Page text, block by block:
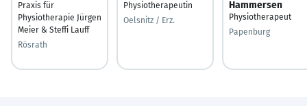
Praxis für
Physiotherapie Jürgen
Meier & Steffi Lauff
Rösrath
Physiotherapeutin
Oelsnitz / Erz.
Hammersen
Physiotherapeut
Papenburg